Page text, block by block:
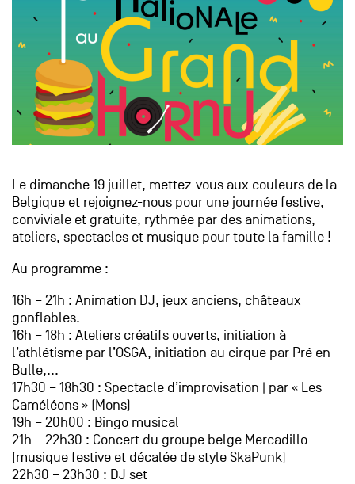
Le dimanche 19 juillet, mettez-vous aux couleurs de la
Belgique et rejoignez-nous pour une journée festive,
conviviale et gratuite, rythmée par des animations,
ateliers, spectacles et musique pour toute la famille !
Au programme :
16h – 21h : Animation DJ, jeux anciens, châteaux
gonflables.
16h – 18h : Ateliers créatifs ouverts, initiation à
l’athlétisme par l’OSGA, initiation au cirque par Pré en
Bulle,...
17h30 – 18h30 : Spectacle d’improvisation | par « Les
Caméléons » (Mons)
19h – 20h00 : Bingo musical
21h – 22h30 : Concert du groupe belge Mercadillo
(musique festive et décalée de style SkaPunk)
22h30 – 23h30 : DJ set